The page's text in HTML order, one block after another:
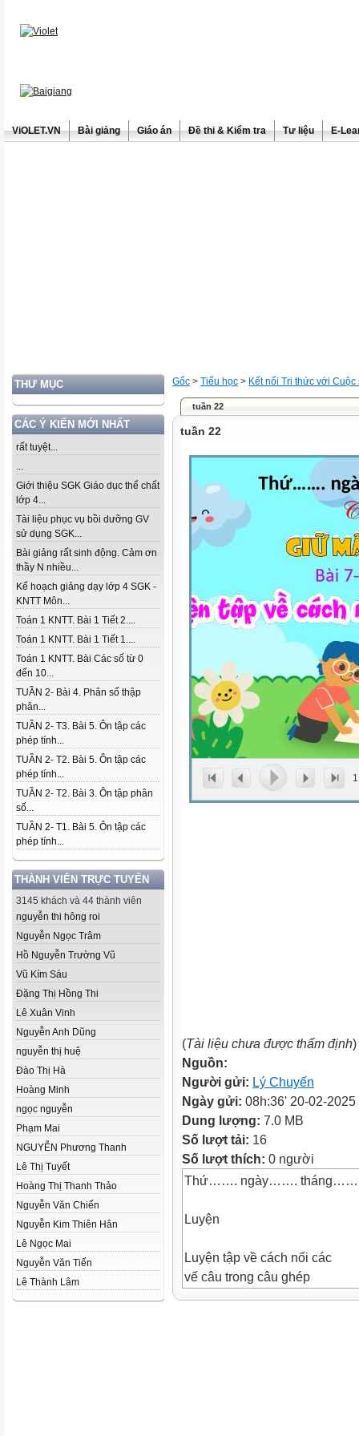
ViOLET.VN Bài giảng Giáo án Đề thi & Kiểm tra Tư liệu E-
THƯ MỤC
CÁC Ý KIẾN MỚI NHẤT
rất tuyệt...
...
Giới thiệu SGK Giáo dục thể chất
lớp 4...
Tài liệu phục vụ bồi dưỡng GV
sử dụng SGK...
Bài giảng rất sinh động. Cảm ơn
thầy N nhiều...
Kế hoạch giảng dạy lớp 4 SGK -
KNTT Môn...
Toán 1 KNTT. Bài 1 Tiết 2....
Toán 1 KNTT. Bài 1 Tiết 1....
Toán 1 KNTT. Bài Các số từ 0
đến 10...
TUẦN 2- Bài 4. Phân số thập
phân...
TUẦN 2- T3. Bài 5. Ôn tập các
phép tính...
TUẦN 2- T2. Bài 5. Ôn tập các
phép tính...
TUẦN 2- T2. Bài 3. Ôn tập phân
số...
TUẦN 2- T1. Bài 5. Ôn tập các
phép tính...
THÀNH VIÊN TRỰC TUYẾN
3145 khách và 44 thành viên
nguyễn thi hông roi
Nguyễn Ngọc Trâm
Hồ Nguyễn Trường Vũ
Vũ Kím Sáu
Đặng Thị Hồng Thi
Lê Xuân Vinh
Nguyễn Anh Dũng
nguyễn thị huệ
Đào Thị Hà
Hoàng Minh
ngọc nguyễn
Phạm Mai
NGUYỄN Phương Thanh
Lê Thị Tuyết
Hoàng Thị Thanh Thảo
Nguyễn Văn Chiến
Nguyễn Kim Thiên Hân
Lê Ngọc Mai
Nguyễn Văn Tiến
Lê Thành Lâm
Gốc > Tiểu học > Kết nối Tri thức với Cuộc
tuần 22
tuần 22
1
(Tài liệu chưa được thẩm định)
Nguồn:
Người gửi: Lý Chuyến
Ngày gửi: 08h:36' 20-02-2025
Dung lượng: 7.0 MB
Số lượt tải: 16
Số lượt thích: 0 người
Thứ……. ngày……. tháng……
Luyện
Luyện tập về cách nối các
vế câu trong câu ghép